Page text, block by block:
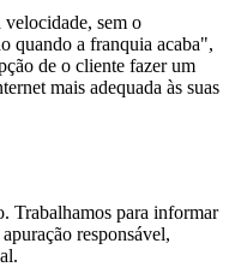
velocidade, sem o
quando a franquia acaba",
de o cliente fazer um
mais adequada às suas
Trabalhamos para informar
responsável,